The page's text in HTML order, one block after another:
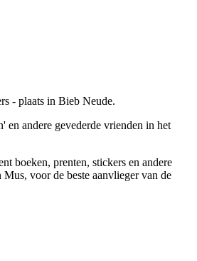
- plaats in Bieb Neude.
en andere gevederde vrienden in het
boeken, prenten, stickers en andere
voor de beste aanvlieger van de